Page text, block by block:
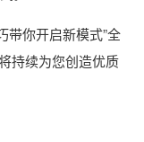
带你开启新模式”全
持续为您创造优质